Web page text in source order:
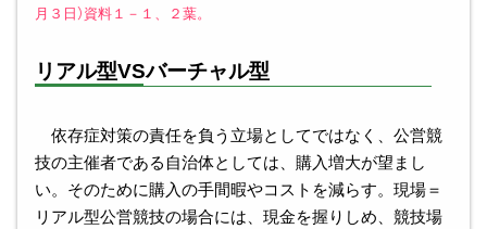
月３日）資料１－１、２葉。
リアル型VSバーチャル型
依存症対策の責任を負う立場としてではなく、公営競
技の主催者である自治体としては、購入増大が望まし
い。そのために購入の手間暇やコストを減らす。現場＝
リアル型公営競技の場合には、現金を握りしめ、競技場